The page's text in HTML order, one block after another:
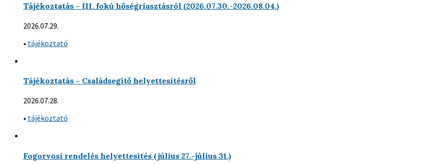
Tájékoztatás – III. fokú hőségriasztásról (2026.07.30.-2026.08.04.)
2026.07.29.
• tájékoztató
Tájékoztatás – Családsegítő helyettesítésről
2026.07.28.
• tájékoztató
Fogorvosi rendelés helyettesítés (július 27.-július 31.)